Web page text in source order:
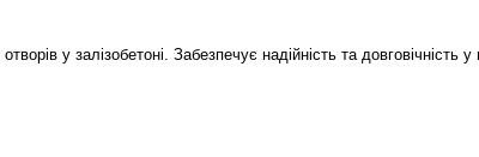
у залізобетоні. Забезпечує надійність та довговічність